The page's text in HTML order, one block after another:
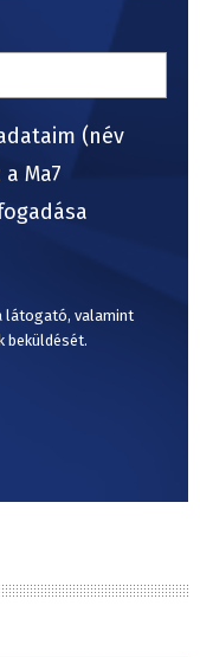
(név
Ma7
látogató, valamint
beküldését.